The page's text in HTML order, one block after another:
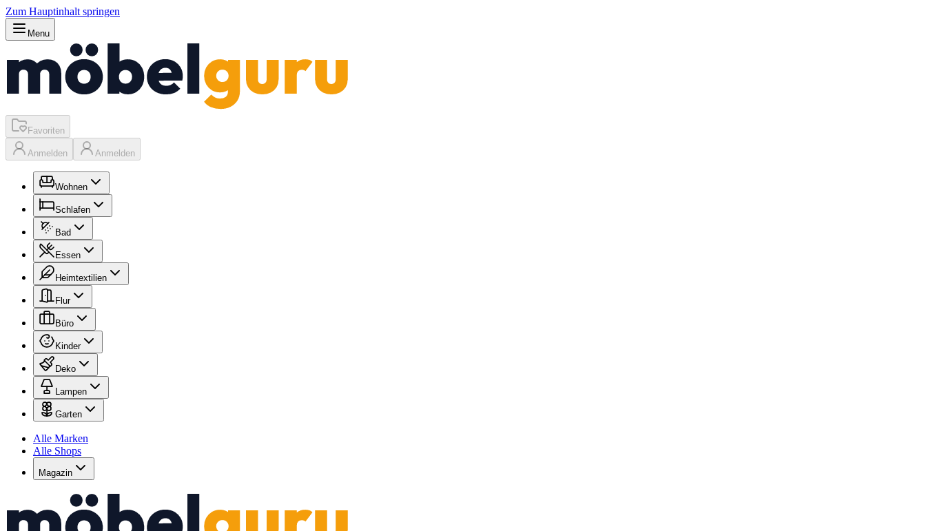
Zum Hauptinhalt springen
Menu
Favoriten
Anmelden Anmelden
Wohnen
Schlafen
Bad
Essen
Heimtextilien
Flur
Büro
Kinder
Deko
Lampen
Garten
Alle Marken
Alle Shops
Magazin